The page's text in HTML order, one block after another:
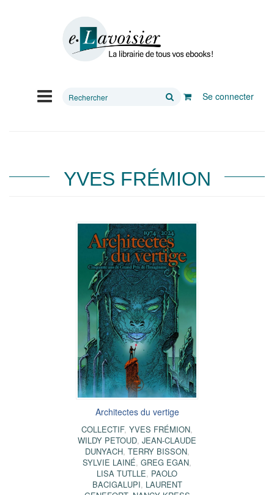
Rechercher
Se connecter
YVES FRÉMION
Architectes du vertige
COLLECTIF, YVES FRÉMION,
WILDY PETOUD, JEAN-CLAUDE
DUNYACH, TERRY BISSON,
SYLVIE LAINÉ, GREG EGAN,
LISA TUTLLE, PAOLO
BACIGALUPI, LAURENT